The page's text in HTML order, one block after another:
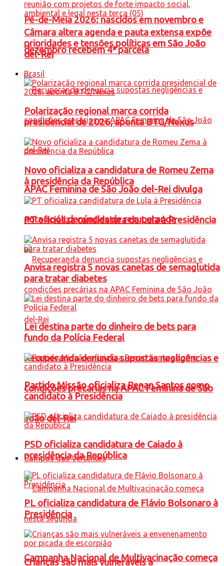
Pé-de-Meia 2026: nascidos em novembro e
dezembro recebem 4ª parcela
APAC Feminina de São João del-Rei divulga
nota após denúncias de recuperanda
Recuperanda denuncia supostas negligências e
condições precárias na APAC Feminina de São
João del-Rei
Campos das Vertentes
Campanha Nacional de Multivacinação começa
Câmara altera agenda e pauta extensa expõe
prioridades e tensões políticas em São João
del-Rei
Brasil
Polarização regional marca corrida
presidencial de 2026, aponta BTG/Nexus
Novo oficializa a candidatura de Romeu Zema
à presidência da República
PT oficializa candidatura de Lula à Presidência
Anvisa registra 5 novas canetas de semaglutida
para tratar diabetes
Lei destina parte do dinheiro de bets para
fundo da Polícia Federal
Partido Missão oficializa Renan Santos como
candidato à Presidência
PSD oficializa candidatura de Caiado à
presidência da República
PL oficializa candidatura de Flávio Bolsonaro à
Presidência
Crianças são mais vulneráveis a